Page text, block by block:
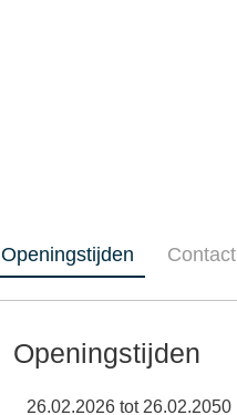
Openingstijden Contact
Openingstijden
26.02.2026 tot 26.02.2050